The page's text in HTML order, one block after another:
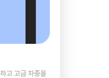
고 고급 차종을